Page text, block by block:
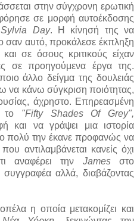
στην σύγχρονη ερωτική
σε μορφή αυτοέκδοσης
Sylvia Day. Η κίνησή της να
σαν αυτό, προκάλεσε έκπληξη
σε όσους κριτικούς είχαν
σε προηγούμενα έργα της.
άλλο δείγμα της δουλειάς
να κάνω σύγκριση ποιότητας,
άχρηστο. Επηρεασμένη
το "Fifty Shades Of Grey",
και να γράψει μια ιστορία
πολύ την έκανε προφανώς να
αντιλαμβάνεται κανείς όχι
αναφέρει την Jamesστο
αλλά, διαβάζοντας
η οποία μετακομίζει και